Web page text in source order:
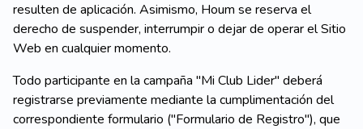
resulten de aplicación. Asimismo, Houm se reserva el
derecho de suspender, interrumpir o dejar de operar el Sitio
Web en cualquier momento.
Todo participante en la campaña "Mi Club Lider" deberá
registrarse previamente mediante la cumplimentación del
correspondiente formulario ("Formulario de Registro"), que